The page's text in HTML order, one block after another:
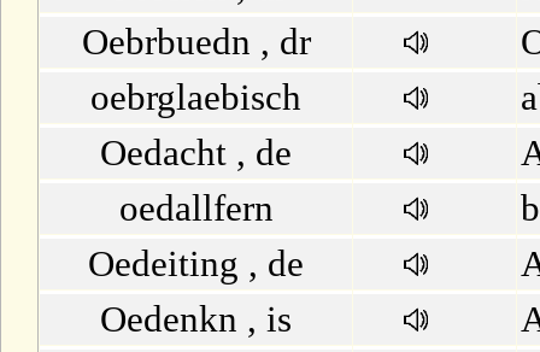
Y
Z
Oebrbuedn , dr
oebrglaebisch
Oedacht , de
oedallfern
Oedeiting , de
Oedenkn , is